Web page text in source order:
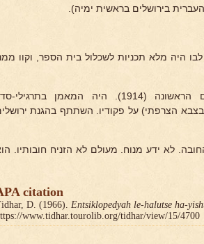
היה מלא תכניות לשכלול בית הספר, וקוו
ממפקדי ההגנה בירושלים, מערב פרוץ מלחמת העולם הראשונה (1914). היה המאמן
הצרפתי) על פקודיו. השתתף בהגנת
לא ידע מנוח. מעולם לא הזניח חובותיו.
citation
D. (1966). Entsiklopedyah le-halutse ha-
www.tidhar.tourolib.org/tidhar/view/15/4700